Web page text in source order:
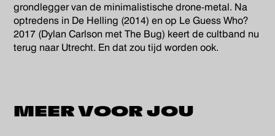
grondlegger van de minimalistische drone-metal. Na
optredens in De Helling (2014) en op Le Guess Who?
2017 (Dylan Carlson met The Bug) keert de cultband nu
terug naar Utrecht. En dat zou tijd worden ook.
MEER VOORJOU